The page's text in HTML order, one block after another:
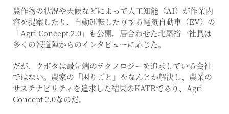
農作物の状況や天候などによって人工知能（AI）が作業内
容を提案したり、自動運転したりする電気自動車（EV）の
「Agri Concept 2.0」も公開。居合わせた北尾裕一社長は
多くの報道陣からのインタビューに応じた。
だが、クボタは最先端のテクノロジーを追求している会社
ではない。農家の「困りごと」をなんとか解決し、農業の
サステナビリティを追求した結果のKATRであり、Agri
Concept 2.0なのだ。